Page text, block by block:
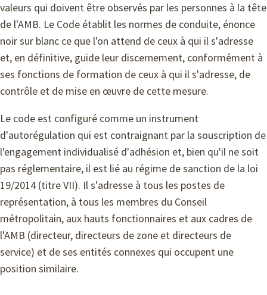
valeurs qui doivent être observés par les personnes à la tête
de l'AMB. Le Code établit les normes de conduite, énonce
noir sur blanc ce que l'on attend de ceux à qui il s'adresse
et, en définitive, guide leur discernement, conformément à
ses fonctions de formation de ceux à qui il s'adresse, de
contrôle et de mise en œuvre de cette mesure.
Le code est configuré comme un instrument
d'autorégulation qui est contraignant par la souscription de
l'engagement individualisé d'adhésion et, bien qu'il ne soit
pas réglementaire, il est lié au régime de sanction de la loi
19/2014 (titre VII). Il s'adresse à tous les postes de
représentation, à tous les membres du Conseil
métropolitain, aux hauts fonctionnaires et aux cadres de
l'AMB (directeur, directeurs de zone et directeurs de
service) et de ses entités connexes qui occupent une
position similaire.